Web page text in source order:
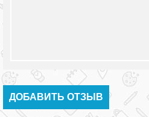
ДОБАВИТЬ ОТЗЫВ